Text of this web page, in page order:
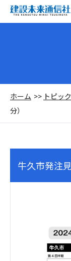
ホーム トピッ
分）
牛久市発注